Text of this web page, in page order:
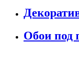
Обои под